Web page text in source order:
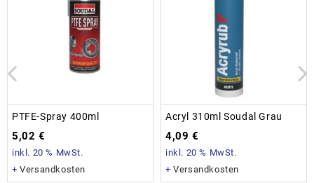
PTFE-Spray 400ml
5,02 €
inkl. 20 % MwSt.
+Versandkosten
Acryl 310ml Soudal Grau
4,09 €
inkl. 20 % MwSt.
+Versandkosten